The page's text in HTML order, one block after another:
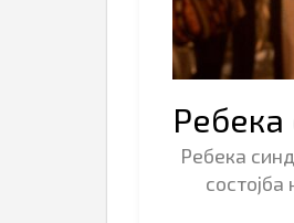
Ребека